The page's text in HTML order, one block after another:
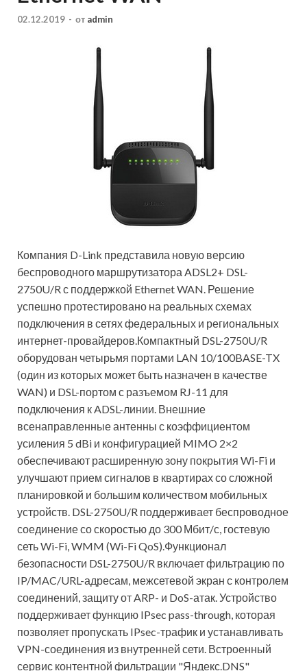
02.12.2019 - от admin
Компания D-Link представила новую версию
беспроводного маршрутизатора ADSL2+ DSL-
2750U/R с поддержкой Ethernet WAN. Решение
успешно протестировано на реальных схемах
подключения в сетях федеральных и региональных
интернет-провайдеров.Компактный DSL-2750U/R
оборудован четырьмя портами LAN 10/100BASE-TX
(один из которых может быть назначен в качестве
WAN) и DSL-портом с разъемом RJ-11 для
подключения к ADSL-линии. Внешние
всенаправленные антенны с коэффициентом
усиления 5 dBi и конфигурацией MIMO 2×2
обеспечивают расширенную зону покрытия Wi-Fi и
улучшают прием сигналов в квартирах со сложной
планировкой и большим количеством мобильных
устройств. DSL-2750U/R поддерживает беспроводное
соединение со скоростью до 300 Мбит/с, гостевую
сеть Wi-Fi, WMM (Wi-Fi QoS).Функционал
безопасности DSL-2750U/R включает фильтрацию по
IP/MAC/URL-адресам, межсетевой экран с контролем
соединений, защиту от ARP- и DoS-атак. Устройство
поддерживает функцию IPsec pass-through, которая
позволяет пропускать IPsec-трафик и устанавливать
VPN-соединения из внутренней сети. Встроенный
сервис контентной фильтрации "Яндекс.DNS"